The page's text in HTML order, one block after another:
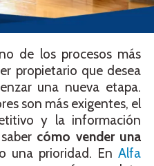
de los procesos más
propietario que desea
una nueva etapa.
son más exigentes, el
y la información
cómo vender una
una prioridad. En Alfa